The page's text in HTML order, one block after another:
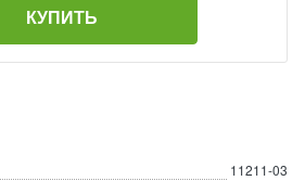
КУПИТЬ
11211-03